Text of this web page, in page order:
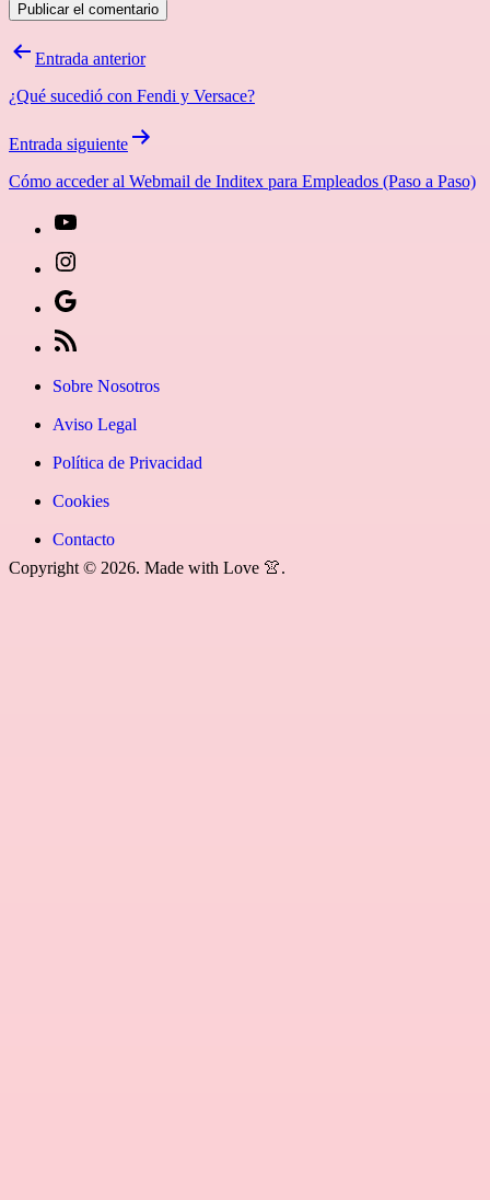
Navegación
entradas
Entrada anterior
¿Qué sucedió con Fendi y Versace?
Entrada siguiente
Cómo acceder al Webmail de Inditex para Empleados (Paso a Paso)
Copyright © 2026. Made with Love 👚.
instagram»]
fa-
youtube»]
Google
News
icon
icon=»fa
fa-
rss»]
Sobre Nosotros
Aviso Legal
Política de Privacidad
Cookies
Contacto